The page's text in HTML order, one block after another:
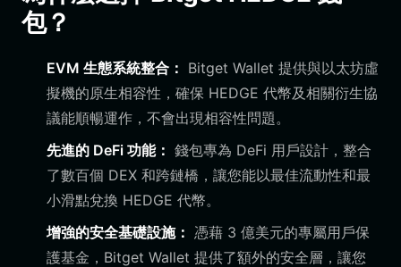
包？
EVM 生態系統整合： Bitget Wallet 提供與以太坊虛
擬機的原生相容性，確保 HEDGE 代幣及相關衍生協
議能順暢運作，不會出現相容性問題。
先進的 DeFi 功能： 錢包專為 DeFi 用戶設計，整合
了數百個 DEX 和跨鏈橋，讓您能以最佳流動性和最
小滑點兌換 HEDGE 代幣。
增強的安全基礎設施： 憑藉 3 億美元的專屬用戶保
護基金，Bitget Wallet 提供了額外的安全層，讓您